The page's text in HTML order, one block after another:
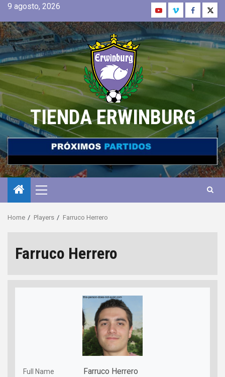
9 agosto, 2026
TIENDA ERWINBURG
Home Players Farruco Herrero
Farruco Herrero
Full Name Farruco Herrero